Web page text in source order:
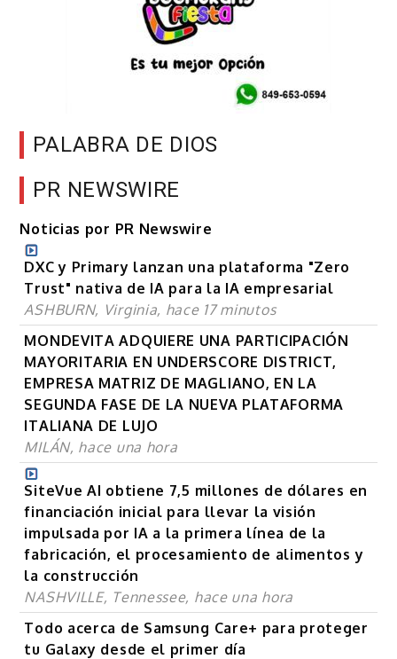
PALABRA DE DIOS
PR NEWSWIRE
Noticias por PR Newswire
DXC y Primary lanzan una plataforma "Zero
Trust" nativa de IA para la IA empresarial
ASHBURN, Virginia, hace 17 minutos
MONDEVITA ADQUIERE UNA PARTICIPACIÓN
MAYORITARIA EN UNDERSCORE DISTRICT,
EMPRESA MATRIZ DE MAGLIANO, EN LA
SEGUNDA FASE DE LA NUEVA PLATAFORMA
ITALIANA DE LUJO
MILÁN, hace una hora
SiteVue AI obtiene 7,5 millones de dólares en
financiación inicial para llevar la visión
impulsada por IA a la primera línea de la
fabricación, el procesamiento de alimentos y
la construcción
NASHVILLE, Tennessee, hace una hora
Todo acerca de Samsung Care+ para proteger
tu Galaxy desde el primer día